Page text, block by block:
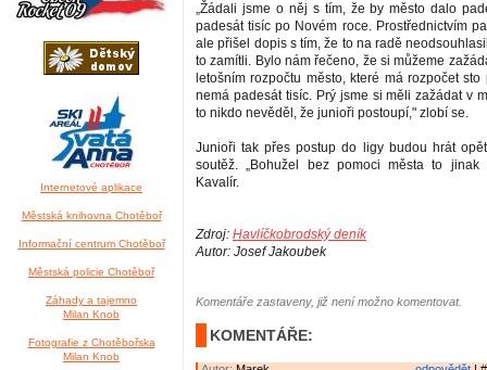
Internetové aplikace
Městská knihovna Chotěboř
Informační centrum Chotěboř
Městská policie Chotěboř
Záhady a tajemno
Milan Knob
Fotografie z Chotěbořska
Milan Knob
„Žádali jsme o něj s tím, že by město dalo
padesát tisíc po Novém roce. Prostřednictvím
ale přišel dopis s tím, že to na radě
to zamítli. Bylo nám řečeno, že si můžeme
letošním rozpočtu město, které má rozpočet
nemá padesát tisíc. Prý jsme si měli zažádat v
to nikdo nevěděl, že junioři postoupí," zlobí se.
Junioři tak přes postup do ligy budou hrát
soutěž. „Bohužel bez pomoci města to jinak
Kavalír.
Zdroj: Havlíčkobrodský deník
Autor: Josef Jakoubek
Komentáře zastaveny, již není možno komentovat.
KOMENTÁŘE: